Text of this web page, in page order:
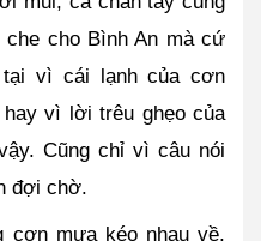
cho Bình An mà cứ
tại vì cái lạnh của cơn
vì lời trêu ghẹo của
Cũng chỉ vì câu nói
đợi chờ.
cơn mưa kéo nhau về,